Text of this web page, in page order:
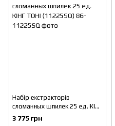
Набір екстракторів
сломанных шпилек 25 ед. КІНГ
ТОНІ (11225SQ)
3 775 грн